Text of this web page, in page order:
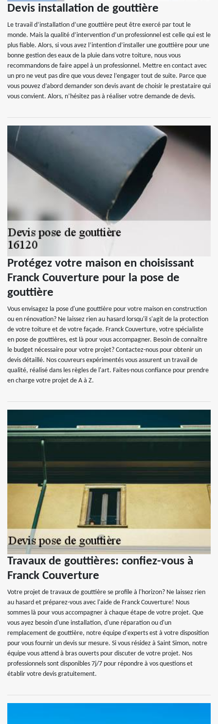
Devis installation de gouttière
Le travail d’installation d’une gouttière peut être exercé par tout le
monde. Mais la qualité d’intervention d’un professionnel est celle qui est le
plus fiable. Alors, si vous avez l’intention d’installer une gouttière pour une
bonne gestion des eaux de la pluie dans votre toiture, nous vous
recommandons de faire appel à un professionnel. Mettre en contact avec
un pro ne veut pas dire que vous devez l’engager tout de suite. Parce que
vous pouvez d’abord demander son devis avant de choisir le prestataire qui
vous convient. Alors, n’hésitez pas à réaliser votre demande de devis.
Protégez votre maison en choisissant
Franck Couverture pour la pose de
gouttière
Vous envisagez la pose d'une gouttière pour votre maison en construction
ou en rénovation? Ne laissez rien au hasard lorsqu'il s'agit de la protection
de votre toiture et de votre façade. Franck Couverture, votre spécialiste
en pose de gouttières, est là pour vous accompagner. Besoin de connaître
le budget nécessaire pour votre projet? Contactez-nous pour obtenir un
devis détaillé. Nos couvreurs expérimentés vous assurent un travail de
qualité, réalisé dans les règles de l'art. Faites-nous confiance pour prendre
en charge votre projet de A à Z.
Travaux de gouttières: confiez-vous à
Franck Couverture
Votre projet de travaux de gouttière se profile à l'horizon? Ne laissez rien
au hasard et préparez-vous avec l'aide de Franck Couverture! Nous
sommes là pour vous accompagner à chaque étape de votre projet. Que
vous ayez besoin d'une installation, d'une réparation ou d'un
remplacement de gouttière, notre équipe d'experts est à votre disposition
pour vous fournir un devis sur mesure. Si vous résidez à Saint Simon, notre
équipe vous attend à bras ouverts pour discuter de votre projet. Nos
professionnels sont disponibles 7j/7 pour répondre à vos questions et
établir votre devis gratuitement.